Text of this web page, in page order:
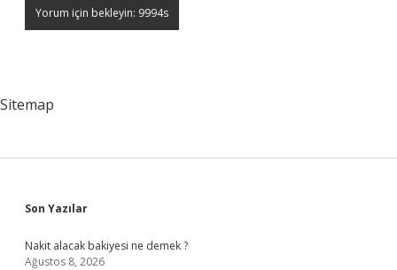
Sitemap
Sidebar
Son Yazılar
Nakit alacak bakiyesi ne demek ?
Ağustos 8, 2026